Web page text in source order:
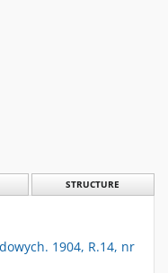
STRUCTURE
1904, R.14, nr